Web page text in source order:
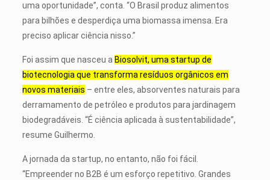
uma oportunidade”, conta. “O Brasil produz alimentos
para bilhões e desperdiça uma biomassa imensa. Era
preciso aplicar ciência nisso.”
Foi assim que nasceu a Biosolvit, uma startup de
biotecnologia que transforma resíduos orgânicos em
novos materiais – entre eles, absorventes naturais para
derramamento de petróleo e produtos para jardinagem
biodegradáveis. “É ciência aplicada à sustentabilidade”,
resume Guilhermo.
A jornada da startup, no entanto, não foi fácil.
“Empreender no B2B é um esforço repetitivo. Grandes